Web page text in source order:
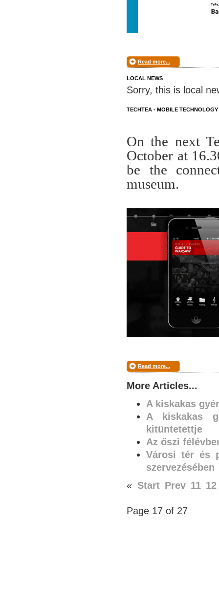
Read more...
LOCAL NEWS
Sorry, this is local
TECHTEA - MOBILE
On the next
October at
be the
museum.
Read more...
More Articles...
A kiskakas
A kiskakas
kitüntetettje
Az őszi
Városi tér és
szervezésében
« Start Prev 11 12
Page 17 of 27